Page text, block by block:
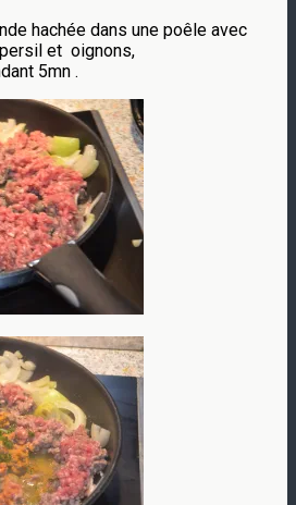
hachée dans une poêle avec
persil et oignons,
5mn .